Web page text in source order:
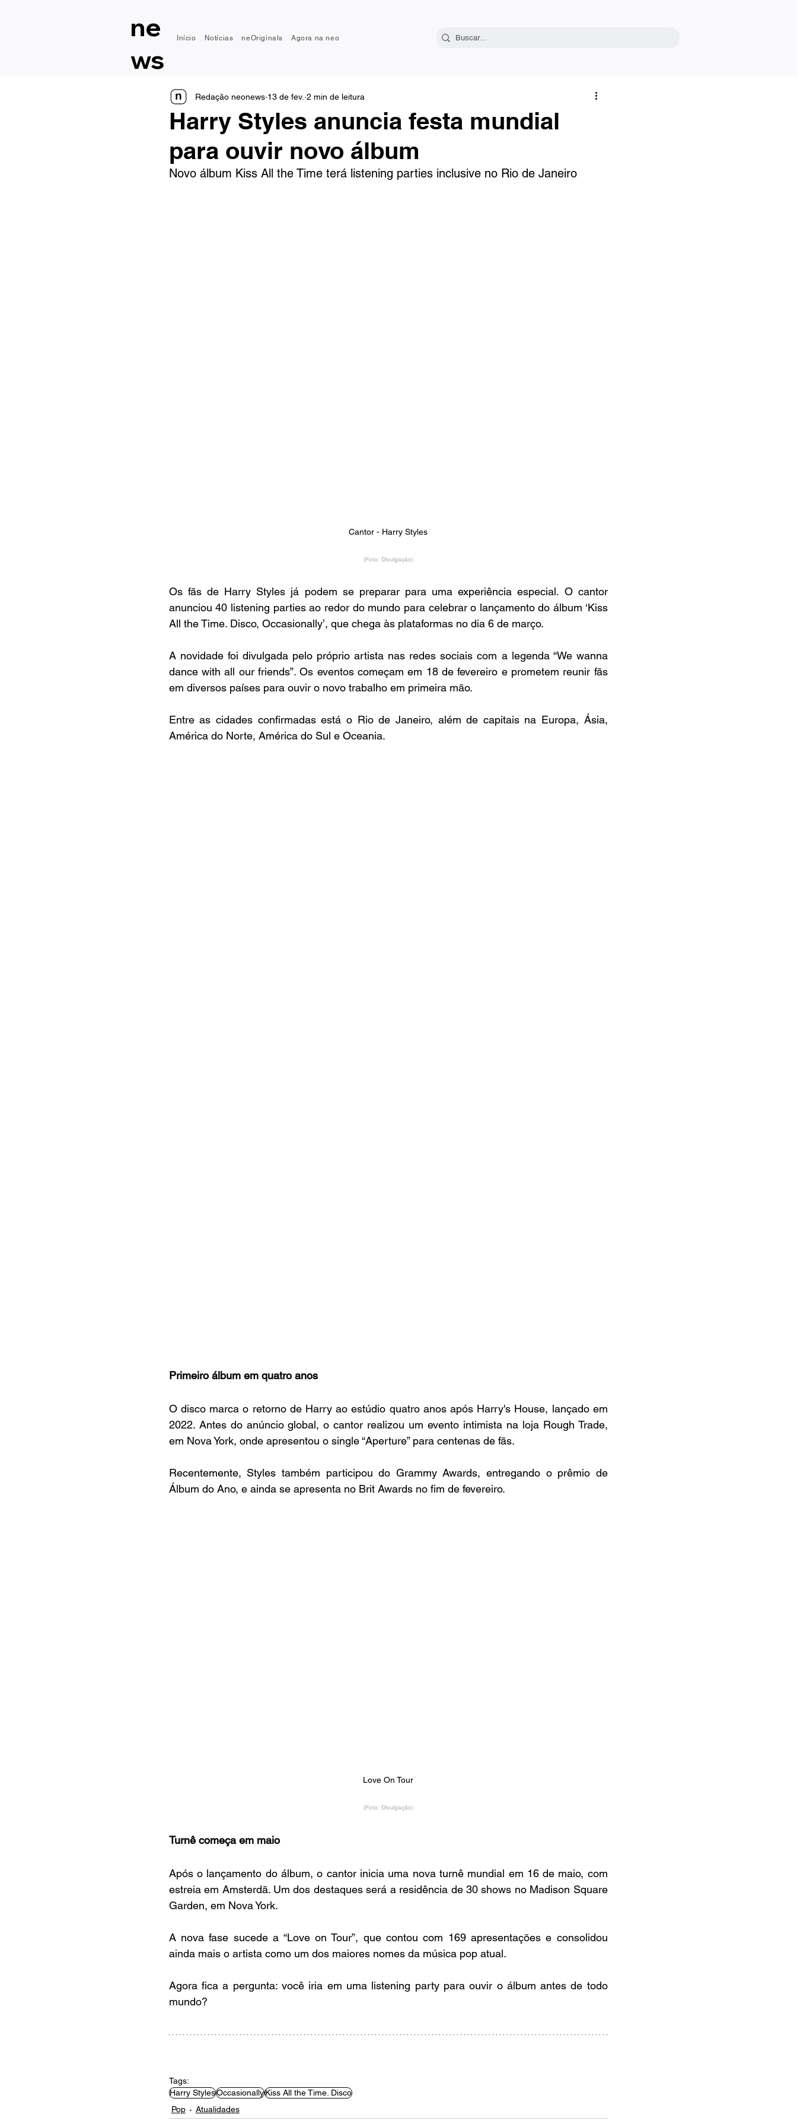
ne
ws
Início Notícias neOriginals Agora na neo
Harry Styles anuncia festa mundial
para ouvir novo álbum
Redação neonews 13 de fev. 2 min de leitura
Novo álbum Kiss All the Time terá listening parties inclusive no Rio de Janeiro
Cantor - Harry Styles
(Foto: Divulgação)
Os fãs de Harry Styles já podem se preparar para uma experiência especial. O cantor
anunciou 40 listening parties ao redor do mundo para celebrar o lançamento do álbum ‘Kiss
All the Time. Disco, Occasionally’, que chega às plataformas no dia 6 de março.
A novidade foi divulgada pelo próprio artista nas redes sociais com a legenda “We wanna
dance with all our friends”. Os eventos começam em 18 de fevereiro e prometem reunir fãs
em diversos países para ouvir o novo trabalho em primeira mão.
Entre as cidades confirmadas está o Rio de Janeiro, além de capitais na Europa, Ásia,
América do Norte, América do Sul e Oceania.
Primeiro álbum em quatro anos
O disco marca o retorno de Harry ao estúdio quatro anos após Harry's House, lançado em
2022. Antes do anúncio global, o cantor realizou um evento intimista na loja Rough Trade,
em Nova York, onde apresentou o single “Aperture” para centenas de fãs.
Recentemente, Styles também participou do Grammy Awards, entregando o prêmio de
Álbum do Ano, e ainda se apresenta no Brit Awards no fim de fevereiro.
Love On Tour
(Foto: Divulgação)
Turnê começa em maio
Após o lançamento do álbum, o cantor inicia uma nova turnê mundial em 16 de maio, com
estreia em Amsterdã. Um dos destaques será a residência de 30 shows no Madison Square
Garden, em Nova York.
A nova fase sucede a “Love on Tour”, que contou com 169 apresentações e consolidou
ainda mais o artista como um dos maiores nomes da música pop atual.
Agora fica a pergunta: você iria em uma listening party para ouvir o álbum antes de todo
mundo?
Tags:
Harry StylesOccasionallyKiss All the Time. Disco
Pop
Atualidades